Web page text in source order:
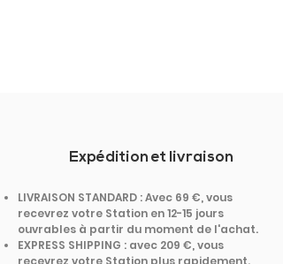
Expédition et livraison
LIVRAISON STANDARD : Avec 69 €, vous
recevrez votre Station en 12-15 jours
ouvrables à partir du moment de l'achat.
EXPRESS SHIPPING : avec 209 €, vous
recevrez votre Station plus rapidement.